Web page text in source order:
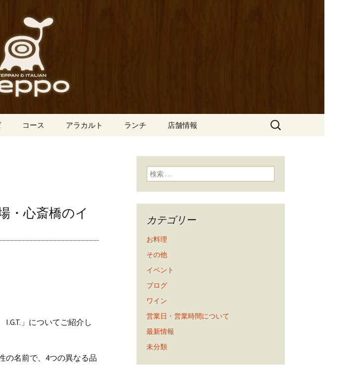
タリアン
）」の公式ブログ
豊富にご用意。デートにも一人飲みのお客様にもぴった
コース アラカルト ランチ 店舗情報
検
心斎橋のイ
」についてご紹介し
の名前で、4つの異なる品
検索:
カテゴリー
お料理
その他
イベント
ブログ
ワイン
営業日・営業時間について
最新情報
未分類